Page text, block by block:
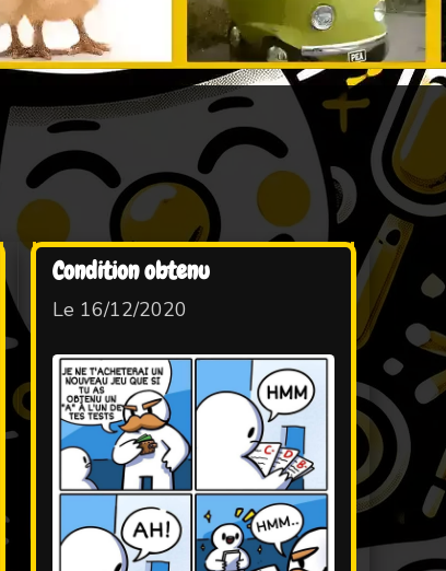
Condition obtenu
Le 16/12/2020